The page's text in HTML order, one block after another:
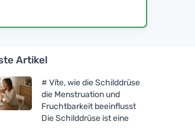
Artikel
# Víte, wie die Schilddrüse
die Menstruation und
Fruchtbarkeit beeinflusst
Die Schilddrüse ist eine